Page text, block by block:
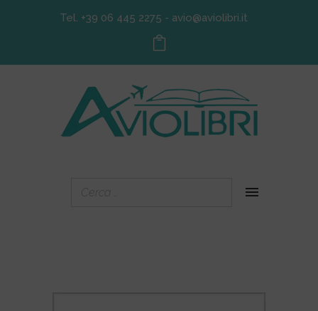
Tel. +39 06 445 2275 - avio@aviolibri.it